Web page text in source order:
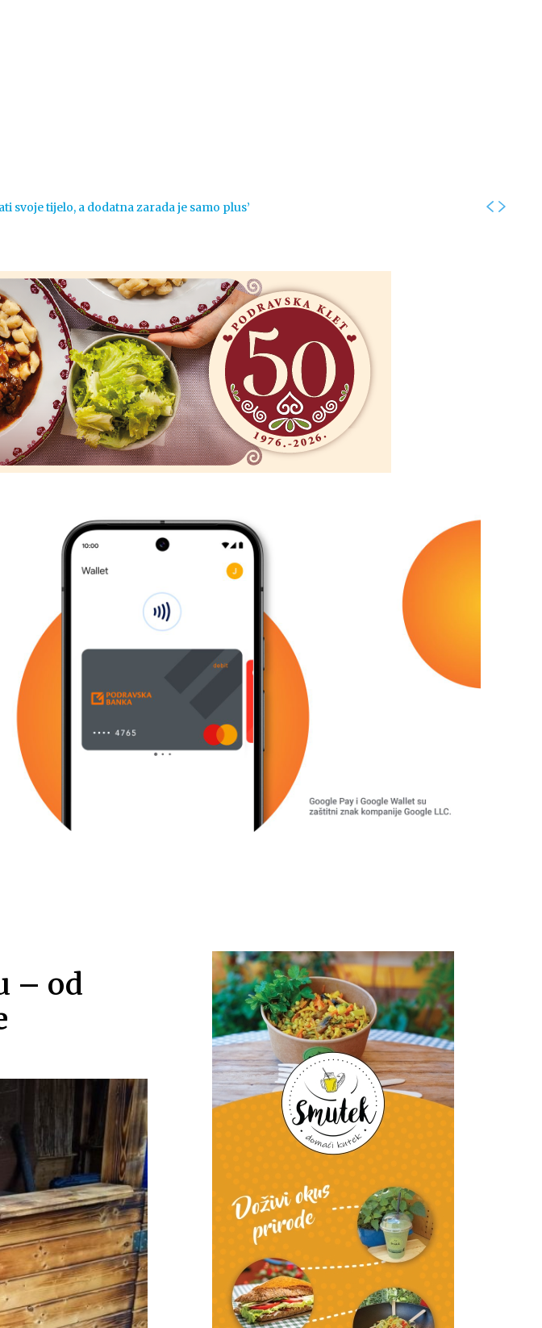
svoje tijelo, a dodatna zarada je samo plus’
– od